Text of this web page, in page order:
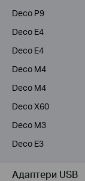
Deco P9
Deco E4
Deco E4
Deco M4
Deco M4
Deco X60
Deco M3
Deco E3
Адаптери USB